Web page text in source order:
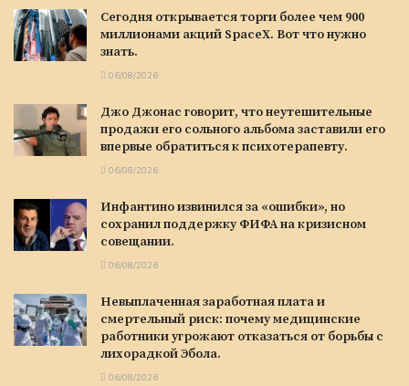
Сегодня открывается торги более чем 900
миллионами акций SpaceX. Вот что нужно
знать.
06/08/2026
Джо Джонас говорит, что неутешительные
продажи его сольного альбома заставили его
впервые обратиться к психотерапевту.
06/08/2026
Инфантино извинился за «ошибки», но
сохранил поддержку ФИФА на кризисном
совещании.
06/08/2026
Невыплаченная заработная плата и
смертельный риск: почему медицинские
работники угрожают отказаться от борьбы с
лихорадкой Эбола.
06/08/2026